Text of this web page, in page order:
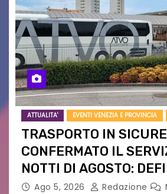
ATTUALITA' EVENTI VENEZIA E PROVINCIA
TRASPORTO IN
CONFERMATO IL
NOTTI DI AGOSTO:
PERCORSI, FERMATE E
Ago 5, 2026 Redazione